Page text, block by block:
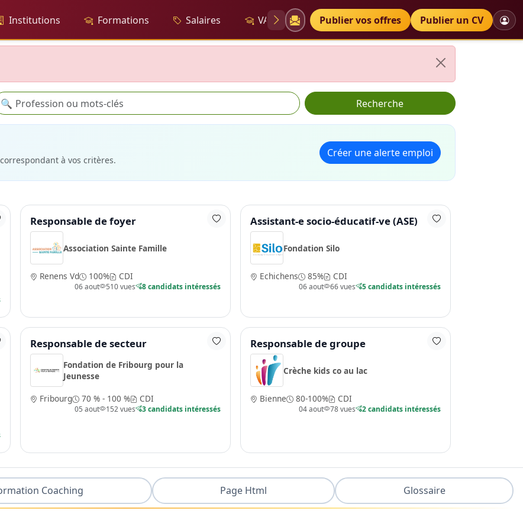
Institutions Formations Salaires VAE Diplômes Petites annonces
Publier vos offres Publier un CV
🔍 Recherche
à vos critères.
Créer une alerte emploi
Responsable de foyer
Association Sainte Famille
Renens Vd 100% CDI
06 aout 510 vues 8 candidats intéressés
Assistant-e socio-éducatif-ve (ASE)
Fondation Silo
Echichens 85% CDI
06 aout 66 vues 5 candidats intéressés
Responsable de secteur
Fondation de Fribourg pour la
Jeunesse
Fribourg
70 % - 100 % CDI
05 aout 152 vues 3 candidats intéressés
Responsable de groupe
Crèche kids co au lac
Bienne 80-100% CDI
04 aout 78 vues 2 candidats intéressés
Coaching Page Html Glossaire